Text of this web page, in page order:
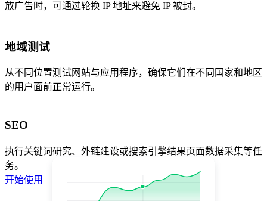
放广告时，可通过轮换 IP 地址来避免 IP 被封。
地域测试
从不同位置测试网站与应用程序，确保它们在不同国家和地区
的用户面前正常运行。
SEO
执行关键词研究、外链建设或搜索引擎结果页面数据采集等任
务。
开始使用